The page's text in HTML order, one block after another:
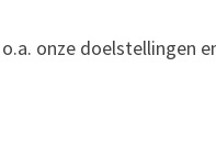
onze doelstellingen